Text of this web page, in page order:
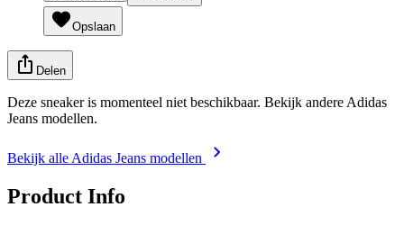
Opslaan
Delen
Deze sneaker is momenteel niet beschikbaar. Bekijk andere Adidas
Jeans modellen.
Bekijk alle Adidas Jeans modellen
Product Info